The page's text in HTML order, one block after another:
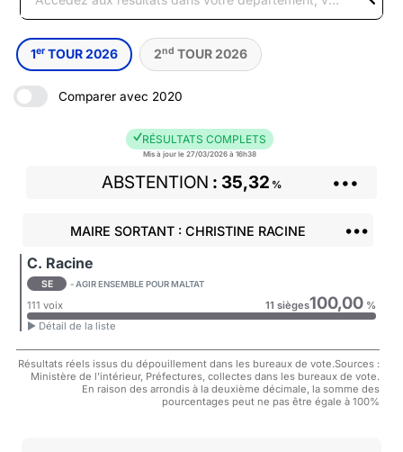
1er TOUR 2026 2nd TOUR 2026
Comparer avec 2020
RÉSULTATS COMPLETS
Mis à jour le 27/03/2026 à 16h38
ABSTENTION 35,32 % •••
MAIRE SORTANT : CHRISTINE RACINE •••
C. Racine
SE - AGIR ENSEMBLE POUR MALTAT
111 voix 11 sièges100,00%
► Détail de la liste
Résultats réels issus du dépouillement dans les bureaux de vote.Sources :
Ministère de l'intérieur, Préfectures, collectes dans les bureaux de vote.
En raison des arrondis à la deuxième décimale, la somme des
pourcentages peut ne pas être égale à 100%